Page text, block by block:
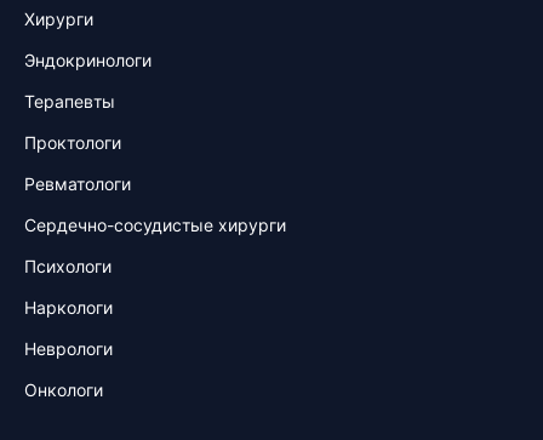
Хирурги
Эндокринологи
Терапевты
Проктологи
Ревматологи
Сердечно-сосудистые хирурги
Психологи
Наркологи
Неврологи
Онкологи